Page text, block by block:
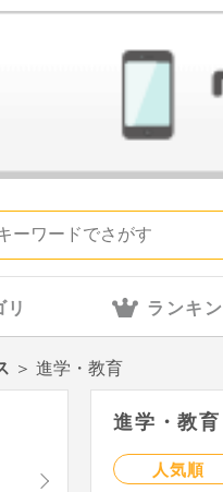
リ ランキ
＞ 進学・教育
進学・教
人気順